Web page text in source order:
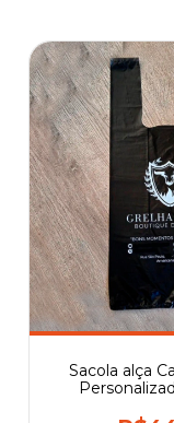
Sacola alça